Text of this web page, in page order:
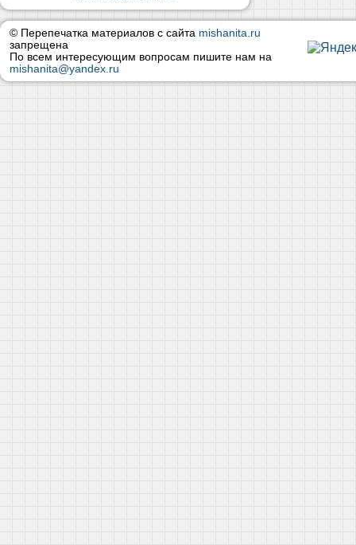
© Перепечатка материалов с сайта mishanita.ru
запрещена
По всем интересующим вопросам пишите нам на
mishanita@yandex.ru